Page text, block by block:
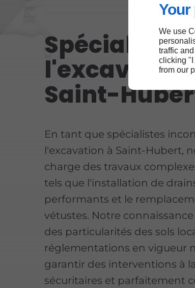
We use
traffic
clicking "I
from our
Spécialistes
Saint-
En tant que spécialistes
l'excavation à Saint-Hubert,
charge des travaux
tels que l'installation de
performants et le
vétustes. Notre
des particularités des sols
réglementations en vigueur
garantir des interventions à
sécuritaires et parfaitement